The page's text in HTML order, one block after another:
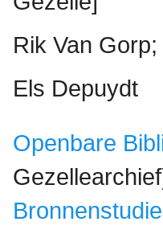
Rik Van
Els Depuydt
Openbare
Bronnenstudie